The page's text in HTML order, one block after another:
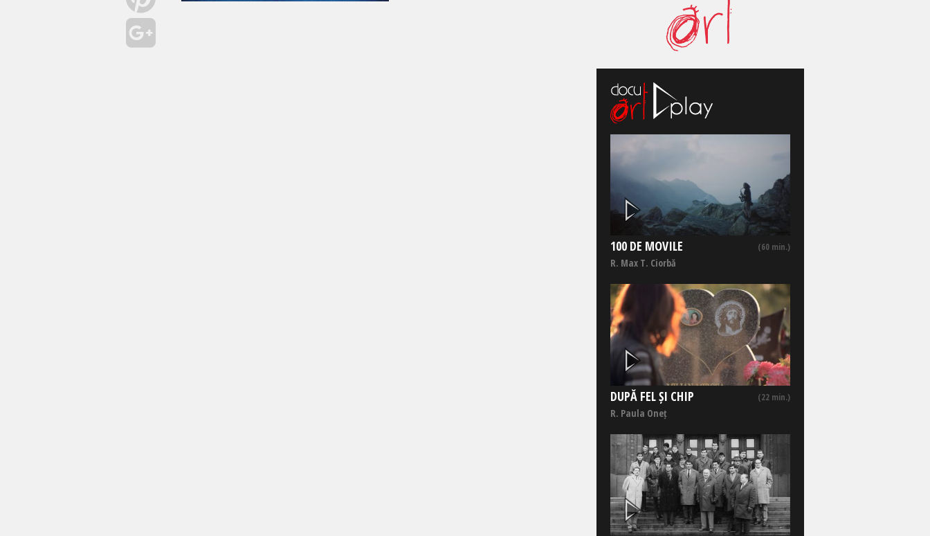
100 DE MOVILE (60 min.)
R. Max T. Ciorbă
DUPĂ FEL ȘI CHIP (22 min.)
R. Paula Oneț